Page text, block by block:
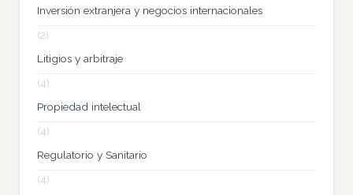
Inversión extranjera y negocios internacionales
(2)
Litigios y arbitraje
(4)
Propiedad intelectual
(4)
Regulatorio y Sanitario
(4)